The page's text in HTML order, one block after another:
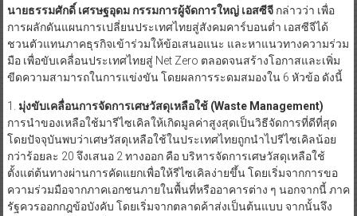
นายธรรมศักดิ์ เศรษฐอุดม กรรมการผู้จัดการใหญ่ เอสซีจีกล่าวว่า เพื่อ
การผลักดันแผนการเปลี่ยนประเทศไทยสู่สังคมคาร์บอนต่ำ เอสซีจีได้
ชวนตัวแทนภาคธุรกิจเข้าร่วมให้ข้อเสนอแนะ และหาแนวทางความร่วม
มือ เพื่อขับเคลื่อนประเทศไทยสู่ Net Zero ตลอดจนสร้างโอกาสและเพิ่ม
ขีดความสามารถในการแข่งขัน โดยผลการระดมสมองใน 6 หัวข้อ ดังนี้
1. มุ่งขับเคลื่อนการจัดการเศษวัสดุเหลือใช้(Waste Management)
การนำของเหลือใช้มารีไซเคิลให้เกิดมูลค่าสูงสุดเป็นวิธีจัดการที่ดีที่สุด
โดยปัจจุบันพบว่าเศษวัสดุเหลือใช้ในประเทศไทยถูกนำไปรีไซเคิลน้อย
กว่าร้อยละ 20 จึงเสนอ 2 ทางออก คือ บริหารจัดการเศษวัสดุเหลือใช้
ตั้งแต่ต้นทางผ่านการคัดแยกเพื่อให้รีไซเคิลง่ายขึ้น โดยเริ่มจากการขอ
ความร่วมมือจากภาคเอกชนภายในพื้นที่หรืออาคารต่าง ๆ นอกจากนี้ ภาค
รัฐควรออกกฎข้อบังคับ โดยเริ่มจากตลาดค้าส่งเป็นต้นแบบ จากนั้นจึง